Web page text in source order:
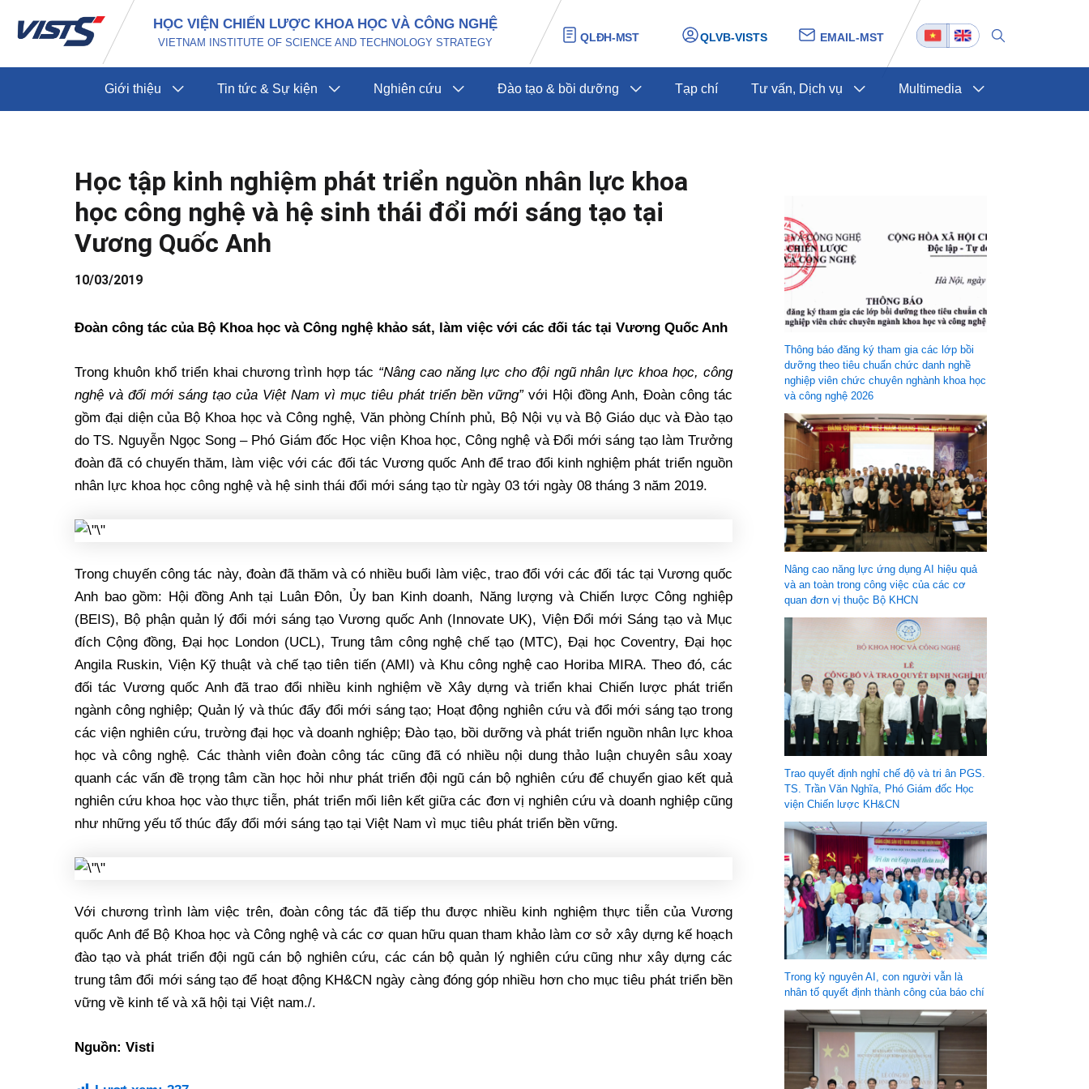
HỌC VIỆN CHIẾN LƯỢC KHOA HỌC VÀ CÔNG NGHỆ
VIETNAM INSTITUTE OF SCIENCE AND TECHNOLOGY STRATEGY QLĐH-MST QLVB-VISTS EMAIL-MST
Giới thiệu Tin tức & Sự kiện Nghiên cứu Đào tạo & bồi dưỡng Tạp chí Tư vấn, Dịch vụ Multimedia
Học tập kinh nghiệm phát triển nguồn nhân lực khoa
học công nghệ và hệ sinh thái đổi mới sáng tạo tại
Vương Quốc Anh
10/03/2019
Đoàn công tác của Bộ Khoa học và Công nghệ khảo sát, làm việc với các đối tác tại Vương Quốc Anh
Trong khuôn khổ triển khai chương trình hợp tác “Nâng cao năng lực cho đội ngũ nhân lực khoa học, công
nghệ và đổi mới sáng tạo của Việt Nam vì mục tiêu phát triển bền vững” với Hội đồng Anh, Đoàn công tác
gồm đại diện của Bộ Khoa học và Công nghệ, Văn phòng Chính phủ, Bộ Nội vụ và Bộ Giáo dục và Đào tạo
do TS. Nguyễn Ngọc Song – Phó Giám đốc Học viện Khoa học, Công nghệ và Đổi mới sáng tạo làm Trưởng
đoàn đã có chuyến thăm, làm việc với các đối tác Vương quốc Anh để trao đổi kinh nghiệm phát triển nguồn
nhân lực khoa học công nghệ và hệ sinh thái đổi mới sáng tạo từ ngày 03 tới ngày 08 tháng 3 năm 2019.
Trong chuyến công tác này, đoàn đã thăm và có nhiều buổi làm việc, trao đổi với các đối tác tại Vương quốc
Anh bao gồm: Hội đồng Anh tại Luân Đôn, Ủy ban Kinh doanh, Năng lượng và Chiến lược Công nghiệp
(BEIS), Bộ phận quản lý đổi mới sáng tạo Vương quốc Anh (Innovate UK), Viện Đổi mới Sáng tạo và Mục
đích Cộng đồng, Đại học London (UCL), Trung tâm công nghệ chế tạo (MTC), Đại học Coventry, Đại học
Angila Ruskin, Viện Kỹ thuật và chế tạo tiên tiến (AMI) và Khu công nghệ cao Horiba MIRA. Theo đó, các
đối tác Vương quốc Anh đã trao đổi nhiều kinh nghiệm về Xây dựng và triển khai Chiến lược phát triển
ngành công nghiệp; Quản lý và thúc đẩy đổi mới sáng tạo; Hoạt động nghiên cứu và đổi mới sáng tạo trong
các viện nghiên cứu, trường đại học và doanh nghiệp; Đào tạo, bồi dưỡng và phát triển nguồn nhân lực khoa
học và công nghệ. Các thành viên đoàn công tác cũng đã có nhiều nội dung thảo luận chuyên sâu xoay
quanh các vấn đề trọng tâm cần học hỏi như phát triển đội ngũ cán bộ nghiên cứu để chuyển giao kết quả
nghiên cứu khoa học vào thực tiễn, phát triển mối liên kết giữa các đơn vị nghiên cứu và doanh nghiệp cũng
như những yếu tố thúc đẩy đổi mới sáng tạo tại Việt Nam vì mục tiêu phát triển bền vững.
Với chương trình làm việc trên, đoàn công tác đã tiếp thu được nhiều kinh nghiệm thực tiễn của Vương
quốc Anh để Bộ Khoa học và Công nghệ và các cơ quan hữu quan tham khảo làm cơ sở xây dựng kế hoạch
đào tạo và phát triển đội ngũ cán bộ nghiên cứu, các cán bộ quản lý nghiên cứu cũng như xây dựng các
trung tâm đổi mới sáng tạo để hoạt động KH&CN ngày càng đóng góp nhiều hơn cho mục tiêu phát triển bền
vững về kinh tế và xã hội tại Việt nam./.
Nguồn: Visti
hướng
Thông báo đăng ký tham gia các lớp bồi
dưỡng theo tiêu chuẩn chức danh nghề
nghiệp viên chức chuyên nghành khoa học
và công nghệ 2026
Nâng cao năng lực ứng dụng AI hiệu quả
và an toàn trong công việc của các cơ
quan đơn vị thuộc Bộ KHCN
Trao quyết định nghỉ chế độ và tri ân PGS.
TS. Trần Văn Nghĩa, Phó Giám đốc Học
viện Chiến lược KH&CN
Trong kỷ nguyên AI, con người vẫn là
nhân tố quyết định thành công của báo chí